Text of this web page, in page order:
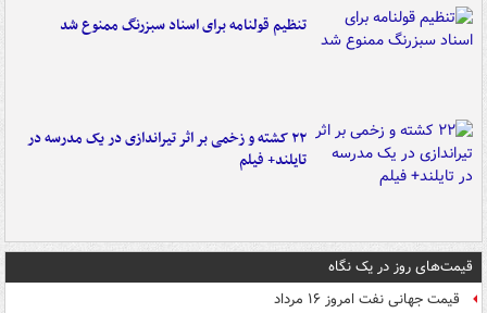
تنظیم قولنامه برای اسناد سبزرنگ ممنوع شد
۲۲ کشته و زخمی بر اثر تیراندازی در یک مدرسه در
تایلند+ فیلم
قیمت‌های روز در یک نگاه
قیمت جهانی نفت امروز ۱۶ مرداد